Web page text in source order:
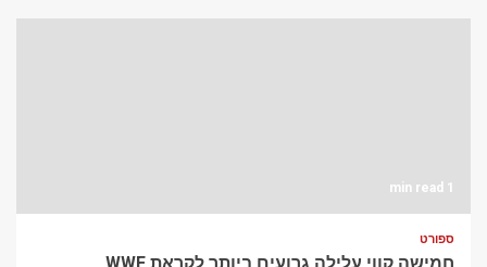
1 min read
ספורט